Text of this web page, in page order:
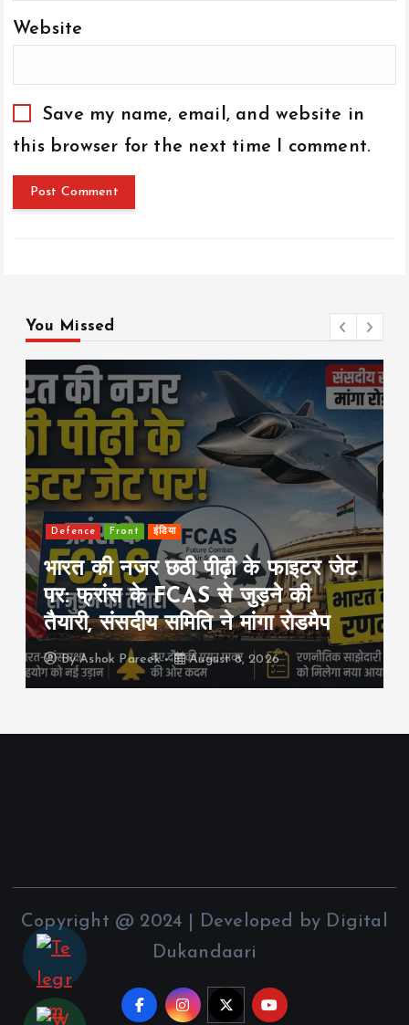
Website
Save my name, email, and website in
this browser for the next time I comment.
You Missed
Defence Front इंडिया
भारत की नजर छठी पीढ़ी के फाइटर जेट
पर: फ्रांस के FCAS से जुड़ने की
तैयारी, संसदीय समिति ने मांगा रोडमैप
ByAshok Pareek August 8, 2026
Copyright @ 2024 | Developed by Digital
Dukandaari